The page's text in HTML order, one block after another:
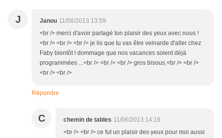
J Janou 11/06/2013 13:59
<br /> merci d'avoir partagé ton plaisir des yeux avec nous !
<br /> <br /> <br /> je lis que tu vas être veinarde d'aller chez
Faby bientôt ! dommage que nos vacances soient déjà
programmées ...<br /> <br /> <br /> gros bisous.<br /> <br />
<br /> <br />
Répondre
C chemin de tables 11/06/2013 14:19
<br /> <br /> ce fut un plaisir des yeux pour moi aussi